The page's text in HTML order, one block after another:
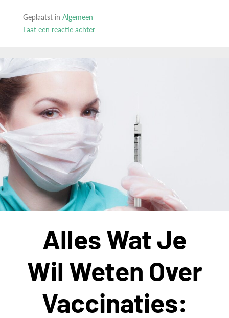
Geplaatst in Algemeen
Laat een reactie achter
is
het
zo
leuk
om
vakantie
vieren
op
een
vakantiepark?
Alles Wat Je
Wil Weten Over
Vaccinaties: